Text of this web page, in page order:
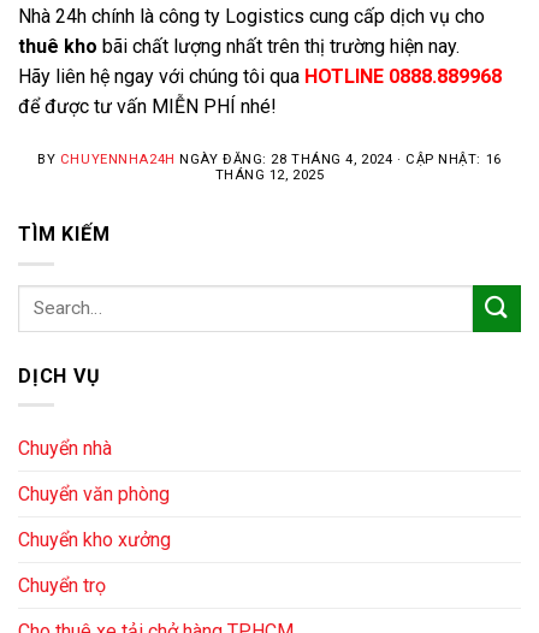
Nhà 24h chính là công ty Logistics cung cấp dịch vụ cho
thuê kho bãi chất lượng nhất trên thị trường hiện nay.
Hãy liên hệ ngay với chúng tôi qua HOTLINE 0888.889968
để được tư vấn MIỄN PHÍ nhé!
BY CHUYENNHA24H
NGÀY ĐĂNG: 28 THÁNG 4, 2024 · CẬP NHẬT: 16
THÁNG 12, 2025
TÌM KIẾM
DỊCH VỤ
Chuyển nhà
Chuyển văn phòng
Chuyển kho xưởng
Chuyển trọ